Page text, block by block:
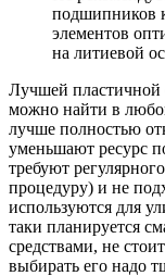
подшипников
элементов
на литиевой
Лучшей пластичной
можно найти в
лучше полностью
уменьшают ресурс
требуют
процедуру) и не
используются для
таки планируется
средствами, не
выбирать его надо